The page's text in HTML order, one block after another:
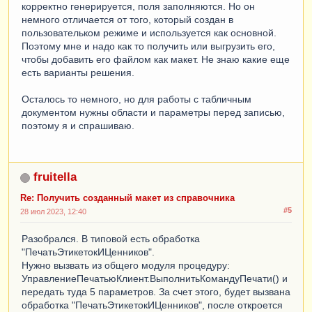
корректно генерируется, поля заполняются. Но он
немного отличается от того, который создан в
пользовательком режиме и используется как основной.
Поэтому мне и надо как то получить или выгрузить его,
чтобы добавить его файлом как макет. Не знаю какие еще
есть варианты решения.
Осталось то немного, но для работы с табличным
документом нужны области и параметры перед записью,
поэтому я и спрашиваю.
fruitella
Re: Получить созданный макет из справочника
#5
28 июл 2023, 12:40
Разобрался. В типовой есть обработка
"ПечатьЭтикетокИЦенников".
Нужно вызвать из общего модуля процедуру:
УправлениеПечатьюКлиент.ВыполнитьКомандуПечати() и
передать туда 5 параметров. За счет этого, будет вызвана
обработка "ПечатьЭтикетокИЦенников", после откроется